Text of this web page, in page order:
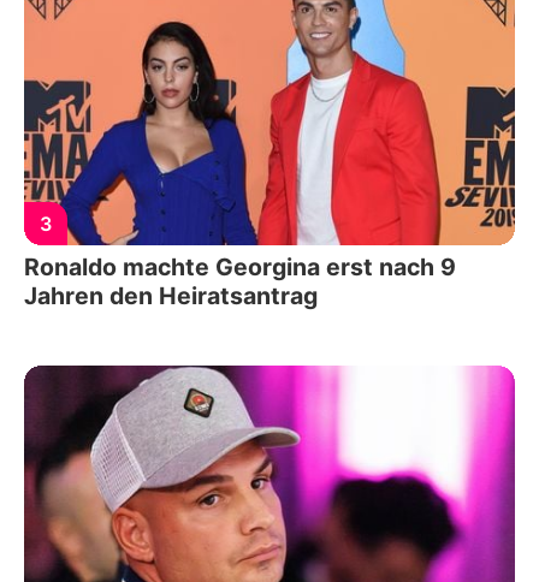
3
Ronaldo machte Georgina erst nach 9
Jahren den Heiratsantrag